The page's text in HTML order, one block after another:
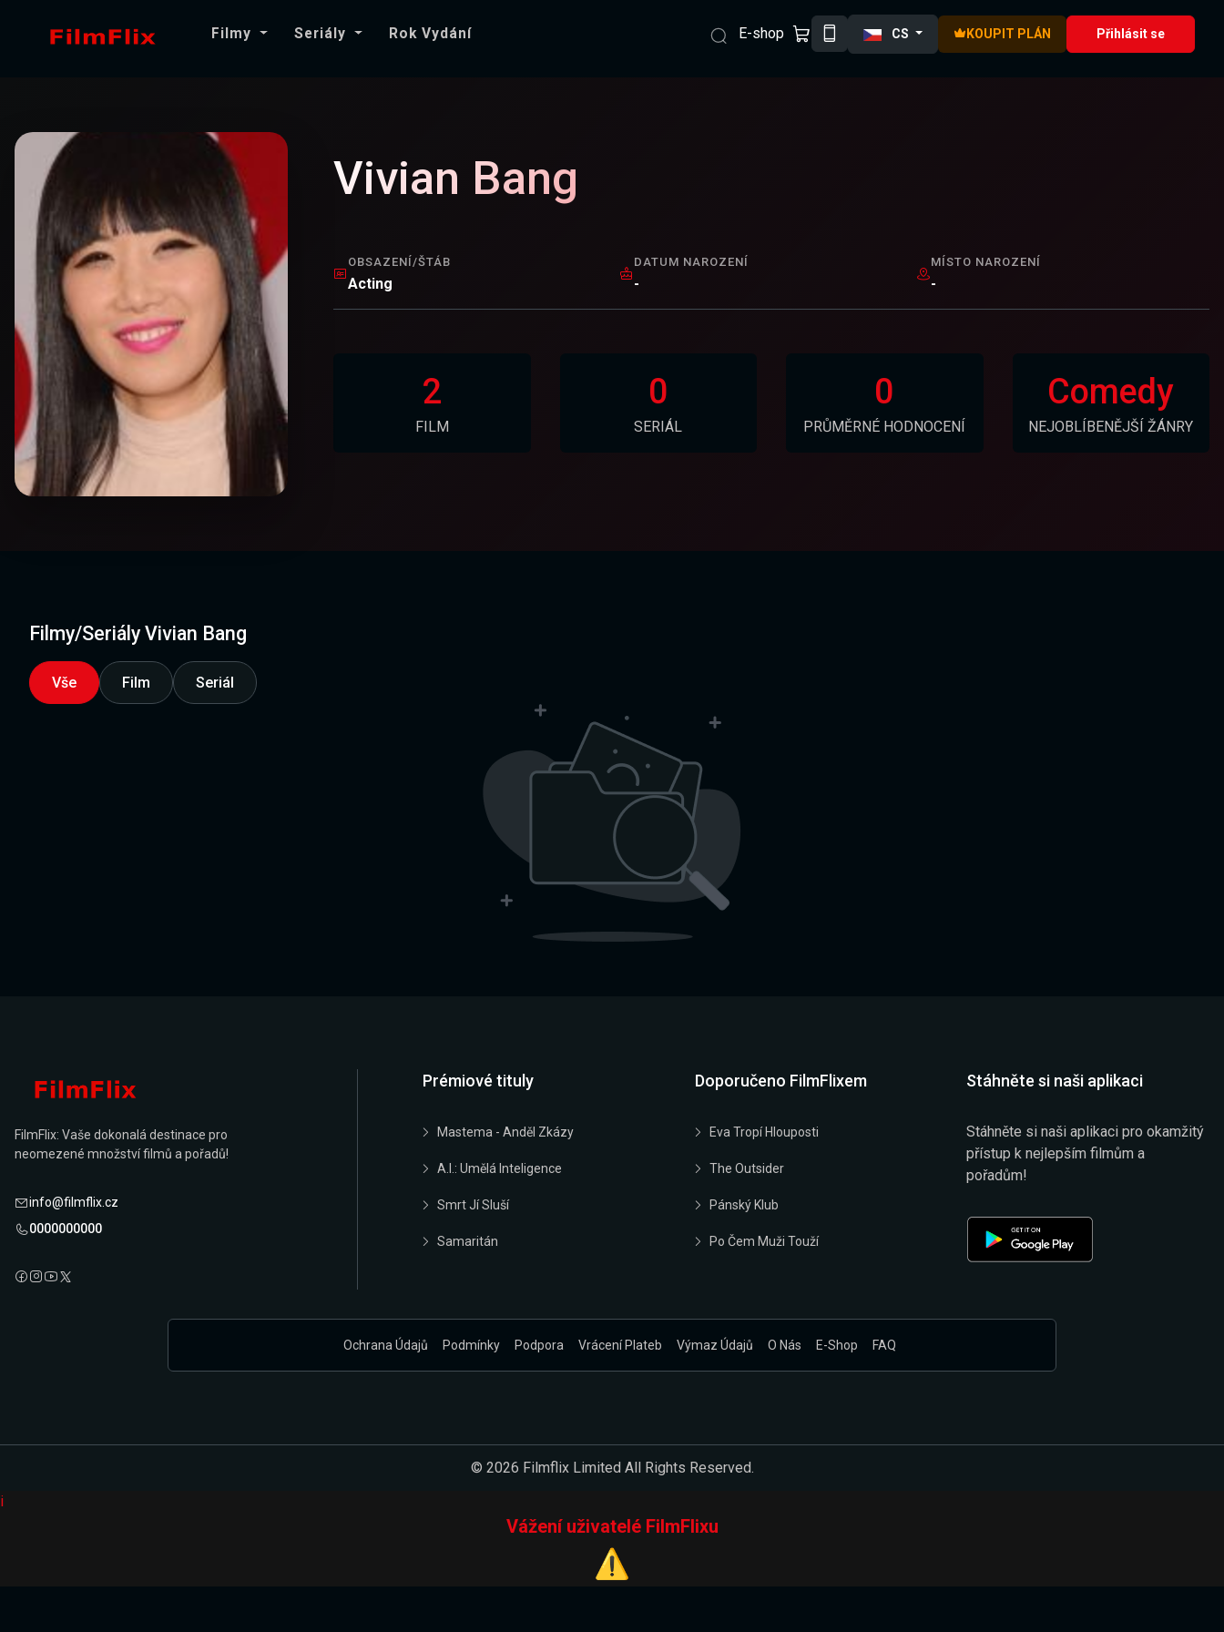
Filmy Seriály Rok Vydání E-shop CS KOUPIT PLÁN Přihlásit se
Vivian Bang
OBSAZENÍ/ŠTÁB
Acting
DATUM NAROZENÍ
-
MÍSTO NAROZENÍ
-
2
FILM
0
SERIÁL
0
PRŮMĚRNÉ HODNOCENÍ
Comedy
NEJOBLÍBENĚJŠÍ ŽÁNRY
Filmy/Seriály Vivian Bang
Vše Film Seriál
FilmFlix: Vaše dokonalá destinace pro
neomezené množství filmů a pořadů!
info@filmflix.cz
0000000000
Prémiové tituly
Mastema - Anděl Zkázy
A.I.: Umělá Inteligence
Smrt Jí Sluší
Samaritán
Doporučeno FilmFlixem
Eva Tropí Hlouposti
The Outsider
Pánský Klub
Po Čem Muži Touží
Stáhněte si naši aplikaci
Stáhněte si naši aplikaci pro okamžitý
přístup k nejlepším filmům a
pořadům!
Ochrana Údajů Podmínky Podpora Vrácení Plateb Výmaz Údajů O Nás E-Shop FAQ
© 2026 Filmflix Limited All Rights Reserved.
i
Vážení uživatelé FilmFlixu
⚠️